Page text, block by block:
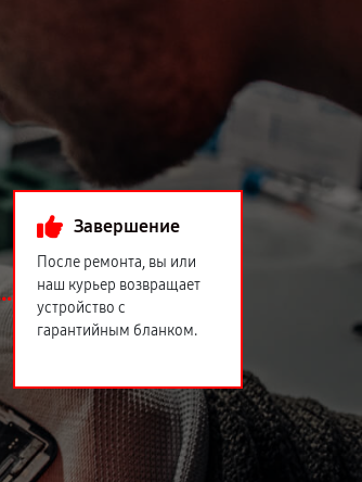
Завершение
После ремонта, вы или
наш курьер возвращает
устройство с
гарантийным бланком.